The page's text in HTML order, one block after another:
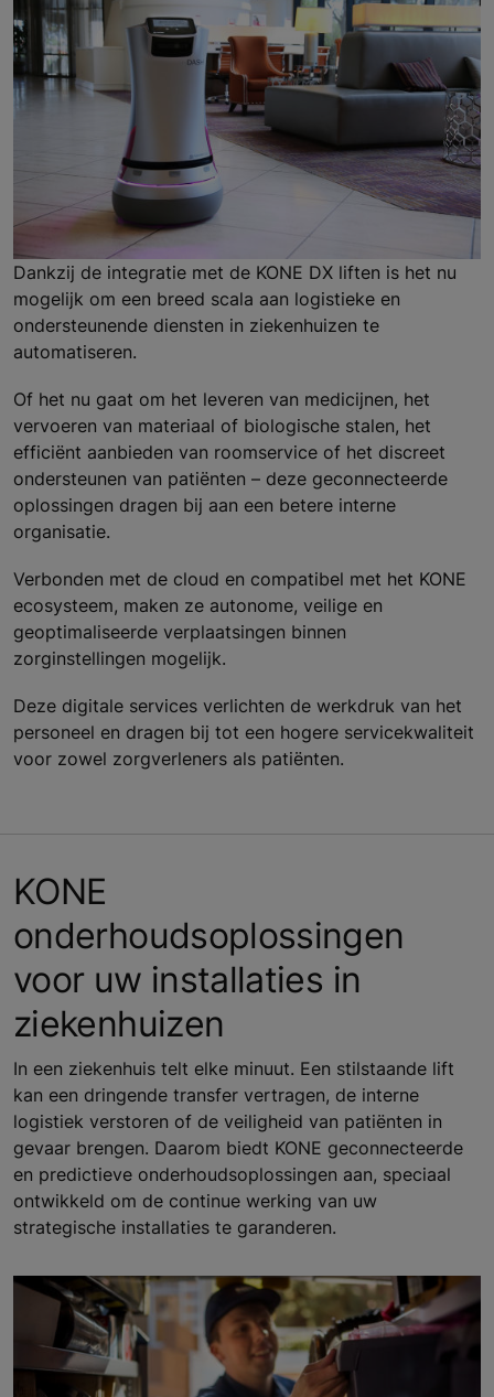
Dankzij de integratie met de KONE DX liften is het nu
mogelijk om een breed scala aan logistieke en
ondersteunende diensten in ziekenhuizen te
automatiseren.
Of het nu gaat om het leveren van medicijnen, het
vervoeren van materiaal of biologische stalen, het
efficiënt aanbieden van roomservice of het discreet
ondersteunen van patiënten – deze geconnecteerde
oplossingen dragen bij aan een betere interne
organisatie.
Verbonden met de cloud en compatibel met het KONE
ecosysteem, maken ze autonome, veilige en
geoptimaliseerde verplaatsingen binnen
zorginstellingen mogelijk.
Deze digitale services verlichten de werkdruk van het
personeel en dragen bij tot een hogere servicekwaliteit
voor zowel zorgverleners als patiënten.
KONE
onderhoudsoplossingen
voor uw installaties in
ziekenhuizen
In een ziekenhuis telt elke minuut. Een stilstaande lift
kan een dringende transfer vertragen, de interne
logistiek verstoren of de veiligheid van patiënten in
gevaar brengen. Daarom biedt KONE geconnecteerde
en predictieve onderhoudsoplossingen aan, speciaal
ontwikkeld om de continue werking van uw
strategische installaties te garanderen.